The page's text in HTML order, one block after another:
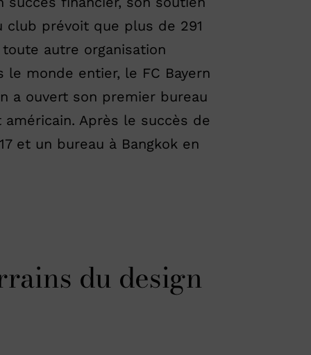
prévoit que plus de 291
autre organisation
monde entier, le FC Bayern
a ouvert son premier bureau
Après le succès de
et un bureau à Bangkok en
du design